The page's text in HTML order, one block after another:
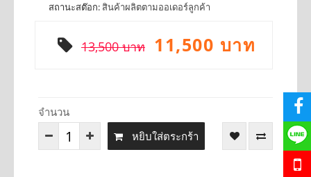
สถานะสต๊อก: สินค้าผลิตตามออเดอร์ลูกค้า
13,500 บาท 11,500 บาท
จำนวน
หยิบใส่ตระกร้า